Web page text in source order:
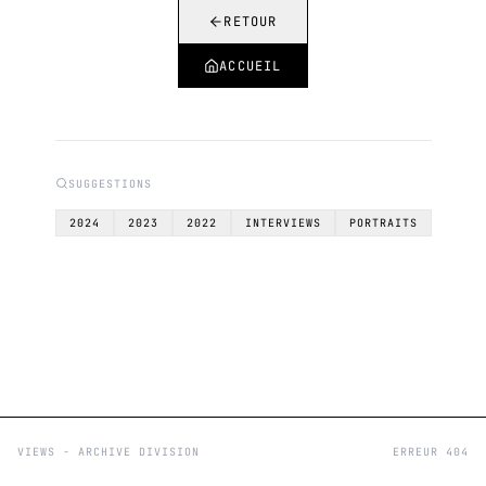
RETOUR
ACCUEIL
SUGGESTIONS
2024 2023 2022 INTERVIEWS PORTRAITS
VIEWS - ARCHIVE DIVISION ERREUR 404